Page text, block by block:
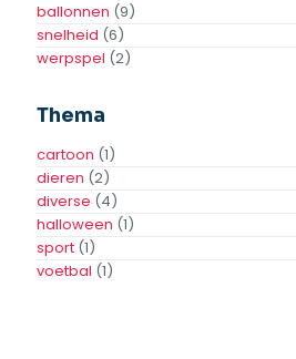
ballonnen (9)
snelheid (6)
werpspel (2)
Thema
cartoon (1)
dieren (2)
diverse (4)
halloween (1)
sport (1)
voetbal (1)